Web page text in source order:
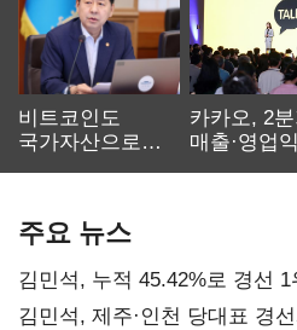
비트코인도
국가자산으로…'
카카오, 2분
매출·영업
주요 뉴스
김민석, 누적 45.42%로 경선
0.86%p(2보)
김민석, 제주·인천 당대표 경